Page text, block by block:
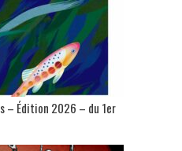
– Édition 2026 – du 1er